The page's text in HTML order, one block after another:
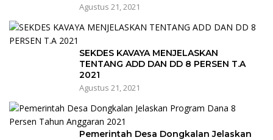
Agustus 21, 2021
SEKDES KAVAYA MENJELASKAN
TENTANG ADD DAN DD 8 PERSEN T.A
2021
Agustus 21, 2021
Pemerintah Desa Dongkalan Jelaskan